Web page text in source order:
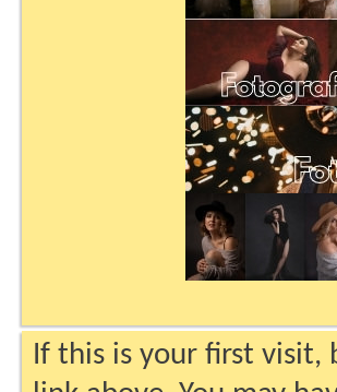
If this is your first visit,